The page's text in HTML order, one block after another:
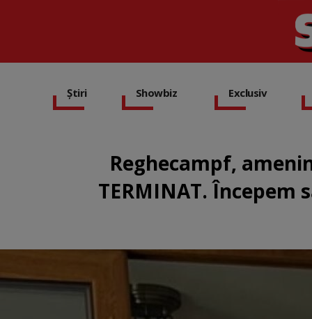
Știri Showbiz Exclusiv
Reghecampf,
TERMINAT. Începem